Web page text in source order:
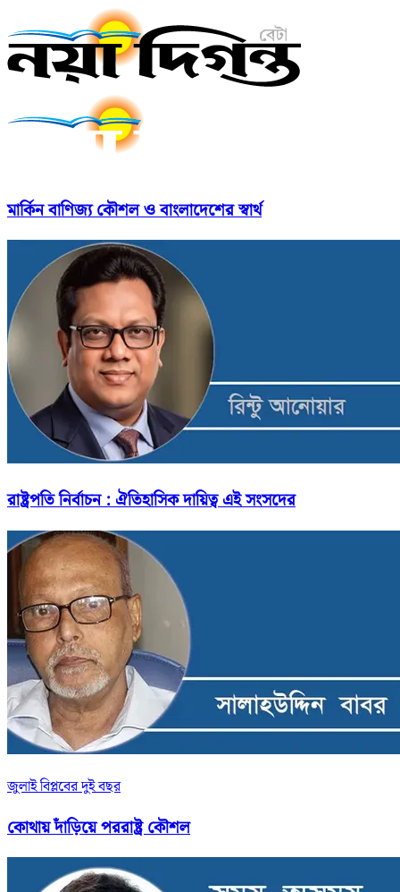
মার্কিন বাণিজ্য কৌশল ও বাংলাদেশের স্বার্থ
রাষ্ট্রপতি নির্বাচন : ঐতিহাসিক দায়িত্ব এই সংসদের
জুলাই বিপ্লবের দুই বছর
কোথায় দাঁড়িয়ে পররাষ্ট্র কৌশল